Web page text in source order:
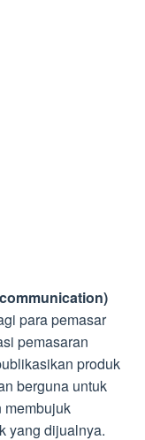
para pemasar
pemasaran
produk
berguna untuk
membujuk
yang dijualnya.